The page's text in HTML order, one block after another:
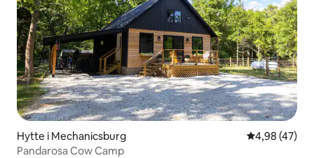
Hytte i Mechanicsburg 4,98 ud af 5 i
4,98 (47)
Pandarosa Cow Camp